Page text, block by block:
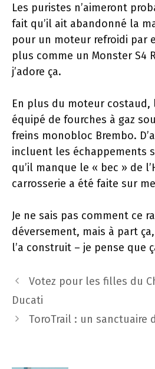
Les puristes n’aimeront
fait qu’il ait abandonné la
pour un moteur refroidi par
plus comme un Monster S4
j’adore ça.
En plus du moteur costaud,
équipé de fourches à gaz
freins monobloc Brembo.
incluent les échappements
qu’il manque le « bec » de
carrosserie a été faite sur
Je ne sais pas comment ce
déversement, mais à part
l’a construit – je pense que
Navigation
des
Votez pour les filles du
Ducati
ToroTrail : un sanctuaire